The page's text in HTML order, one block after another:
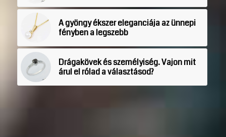
A gyöngy ékszer eleganciája az ünnepi
fényben a legszebb
Drágakövek és személyiség. Vajon mit
árul el rólad a választásod?